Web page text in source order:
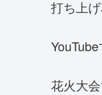
打ち上
花火大